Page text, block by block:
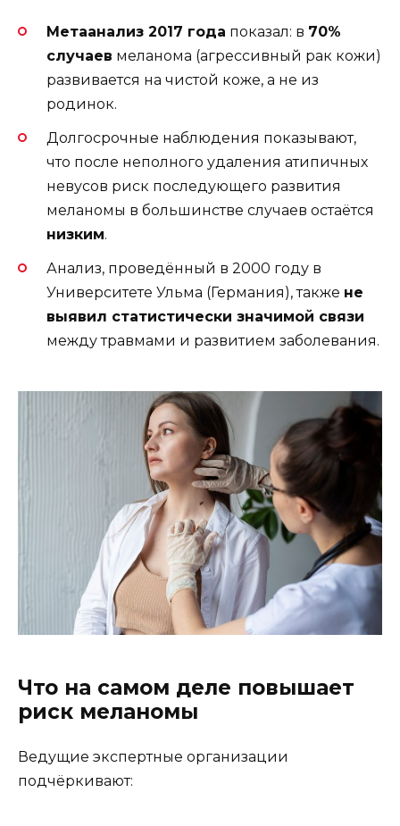
Метаанализ 2017 года показал: в 70%
случаев меланома (агрессивный рак кожи)
развивается на чистой коже, а не из
родинок.
Долгосрочные наблюдения показывают,
что после неполного удаления атипичных
невусов риск последующего развития
меланомы в большинстве случаев остаётся
низким.
Анализ, проведённый в 2000 году в
Университете Ульма (Германия), также не
выявил статистически значимой связи
между травмами и развитием заболевания.
Что на самом деле повышает
риск меланомы
Ведущие экспертные организации
подчёркивают: